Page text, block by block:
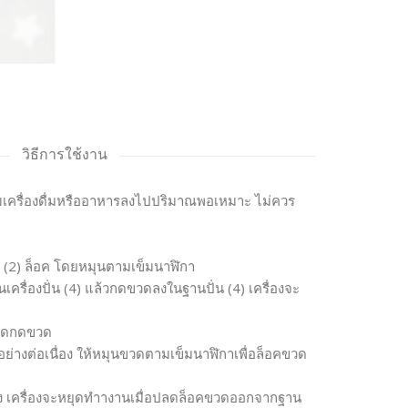
วิธีการใช้งาน
ครื่องดื่มหรืออาหารลงไปปริมาณพอเหมาะ ไม่ควร
ล็อค โดยหมุนตามเข็มนาฬิกา
ครื่องปั่น (4) แล้วกดขวดลงในฐานปั่น (4) เครื่องจะ
กดขวด
ย่างต่อเนื่อง ให้หมุนขวดตามเข็มนาฬิกาเพื่อล็อคขวด
เครื่องจะหยุดทำางานเมื่อปลดล็อคขวดออกจากฐาน